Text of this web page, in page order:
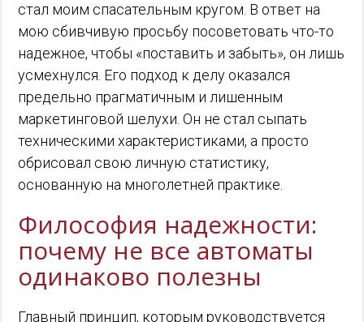
стал моим спасательным кругом. В ответ на
мою сбивчивую просьбу посоветовать что-то
надежное, чтобы «поставить и забыть», он лишь
усмехнулся. Его подход к делу оказался
предельно прагматичным и лишенным
маркетинговой шелухи. Он не стал сыпать
техническими характеристиками, а просто
обрисовал свою личную статистику,
основанную на многолетней практике.
Философия надежности:
почему не все автоматы
одинаково полезны
Главный принцип, которым руководствуется